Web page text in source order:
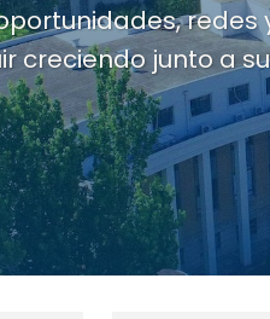
y forma parte